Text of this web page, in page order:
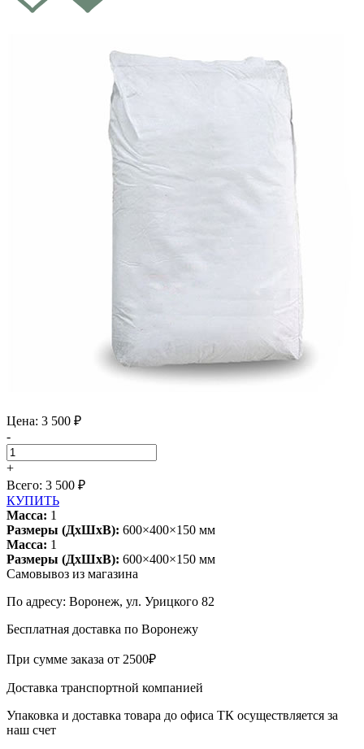
Цена: 3 500 ₽
-
+
Всего: 3 500 ₽
КУПИТЬ
Масса: 1
Размеры (ДхШхВ): 600×400×150 мм
Масса: 1
Размеры (ДхШхВ): 600×400×150 мм
Самовывоз из магазина
По адресу: Воронеж, ул. Урицкого 82
Бесплатная доставка по Воронежу
При сумме заказа от 2500₽
Доставка транспортной компанией
Упаковка и доставка товара до офиса ТК осуществляется за
наш счет